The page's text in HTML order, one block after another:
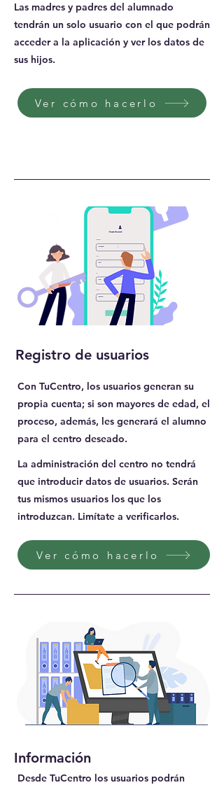
Las madres y padres del alumnado
tendrán un solo usuario con el que podrán
acceder a la aplicación y ver los datos de
sus hijos.
Ver cómo hacerlo
Registro de usuarios
Con TuCentro, los usuarios generan su
propia cuenta; si son mayores de edad, el
proceso, además, les generará el alumno
para el centro deseado.
La administración del centro no tendrá
que introducir datos de usuarios. Serán
tus mismos usuarios los que los
introduzcan. Limítate a verificarlos.
Ver cómo hacerlo
Información
Desde TuCentro los usuarios podrán